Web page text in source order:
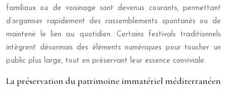
familiaux ou de voisinage sont devenus courants, permettant
d’organiser rapidement des rassemblements spontanés ou de
maintenir le lien au quotidien. Certains festivals traditionnels
intègrent désormais des éléments numériques pour toucher un
public plus large, tout en préservant leur essence conviviale.
La préservation du patrimoine immatériel méditerranéen